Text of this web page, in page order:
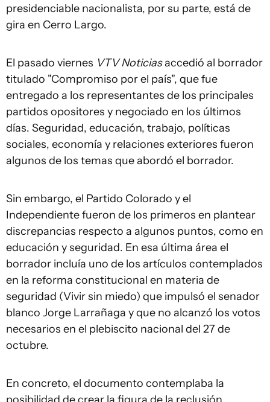
presidenciable nacionalista, por su parte, está de
gira en Cerro Largo.
El pasado viernes VTV Noticiasaccedió al borrador
titulado "Compromiso por el país", que fue
entregado a los representantes de los principales
partidos opositores y negociado en los últimos
días. Seguridad, educación, trabajo, políticas
sociales, economía y relaciones exteriores fueron
algunos de los temas que abordó el borrador.
Sin embargo, el Partido Colorado y el
Independiente fueron de los primeros en plantear
discrepancias respecto a algunos puntos, como en
educación y seguridad. En esa última área el
borrador incluía uno de los artículos contemplados
en la reforma constitucional en materia de
seguridad (Vivir sin miedo) que impulsó el senador
blanco Jorge Larrañaga y que no alcanzó los votos
necesarios en el plebiscito nacional del 27 de
octubre.
En concreto, el documento contemplaba la